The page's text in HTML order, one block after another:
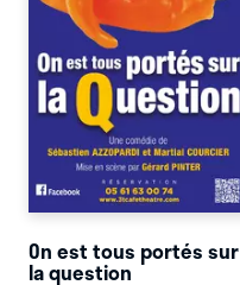
On est tous portés sur
la question